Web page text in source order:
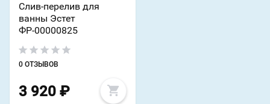
Слив-перелив для
ванны Эстет
ФР-00000825
0 ОТЗЫВОВ
3 920 ₽